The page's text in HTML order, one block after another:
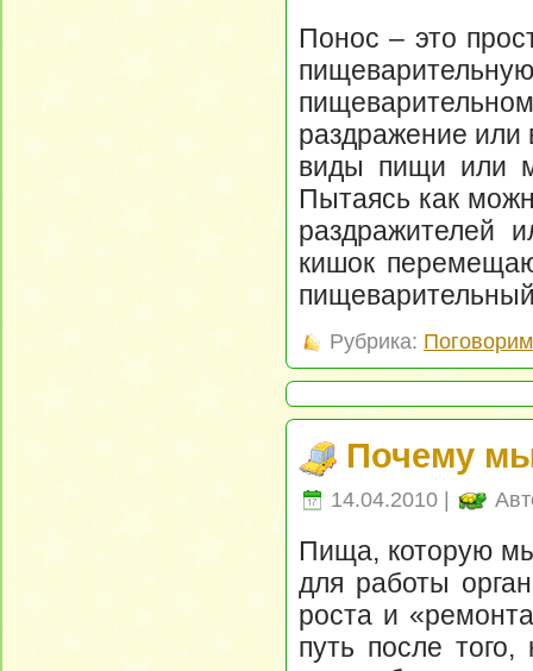
Понос – это
раздражение или
виды пищи или
Пытаясь как
раздражителей
кишок
Рубрика:
Почему
14.04.2010 |
Пища, которую
для работы
роста и
путь после